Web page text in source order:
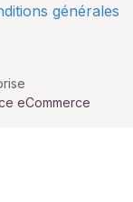
générales
eCommerce